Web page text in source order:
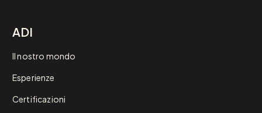
ADI
Il nostro mondo
Esperienze
Certificazioni